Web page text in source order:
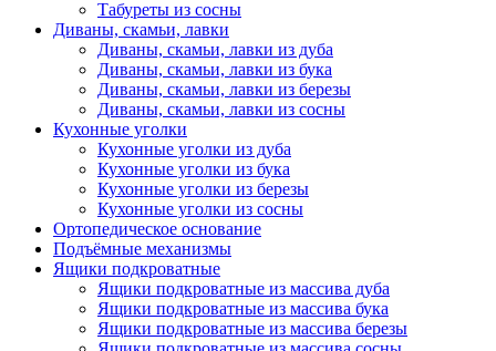
Табуреты из сосны
Диваны, скамьи, лавки
Диваны, скамьи, лавки из дуба
Диваны, скамьи, лавки из бука
Диваны, скамьи, лавки из березы
Диваны, скамьи, лавки из сосны
Кухонные уголки
Кухонные уголки из дуба
Кухонные уголки из бука
Кухонные уголки из березы
Кухонные уголки из сосны
Ортопедическое основание
Подъёмные механизмы
Ящики подкроватные
Ящики подкроватные из массива дуба
Ящики подкроватные из массива бука
Ящики подкроватные из массива березы